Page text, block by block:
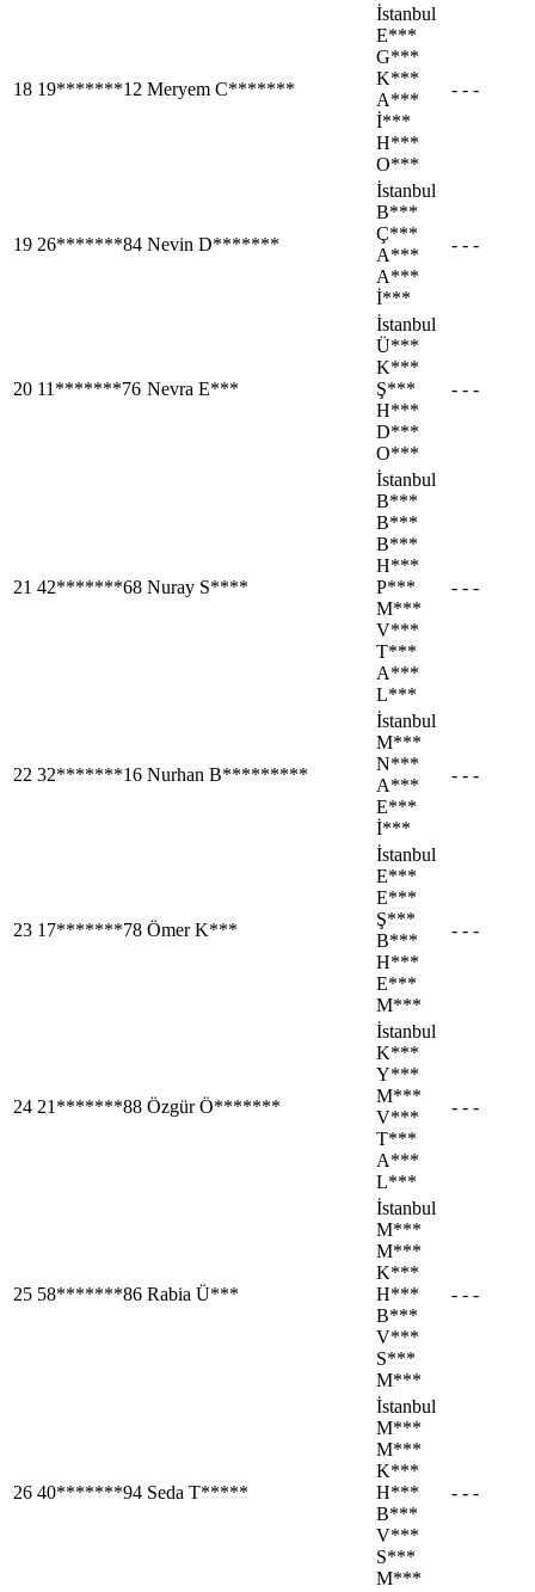
18 19*******12 Meryem C*******
İstanbul
E***
G***
K***
A***
İ***
H***
O***
- - -
19 26*******84 Nevin D*******
İstanbul
B***
Ç***
A***
A***
İ***
- - -
20 11*******76 Nevra E***
İstanbul
Ü***
K***
Ş***
H***
D***
O***
- - -
21 42*******68 Nuray S****
İstanbul
B***
B***
B***
H***
P***
M***
V***
T***
A***
L***
- - -
22 32*******16 Nurhan B*********
İstanbul
M***
N***
A***
E***
İ***
- - -
23 17*******78 Ömer K***
İstanbul
E***
E***
Ş***
B***
H***
E***
M***
- - -
24 21*******88 Özgür Ö*******
İstanbul
K***
Y***
M***
V***
T***
A***
L***
- - -
25 58*******86 Rabia Ü***
İstanbul
M***
M***
K***
H***
B***
V***
S***
M***
- - -
26 40*******94 Seda T*****
İstanbul
M***
M***
K***
H***
B***
V***
S***
M***
- - -